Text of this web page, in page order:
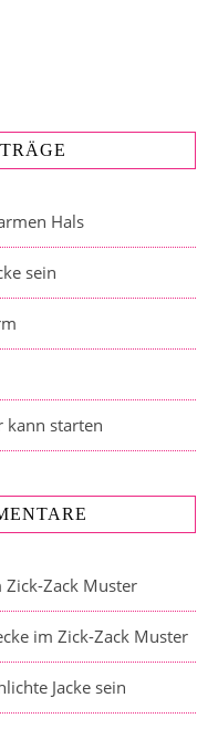
Hals
sein
kann starten
Zick-Zack Muster
im Zick-Zack Muster
Jacke sein